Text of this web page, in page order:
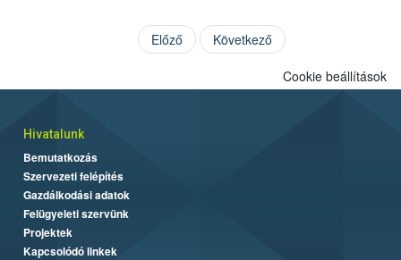
Előző Következő
Cookie beállítások
Hivatalunk
Bemutatkozás
Szervezeti felépítés
Gazdálkodási adatok
Felügyeleti szervünk
Projektek
Kapcsolódó linkek